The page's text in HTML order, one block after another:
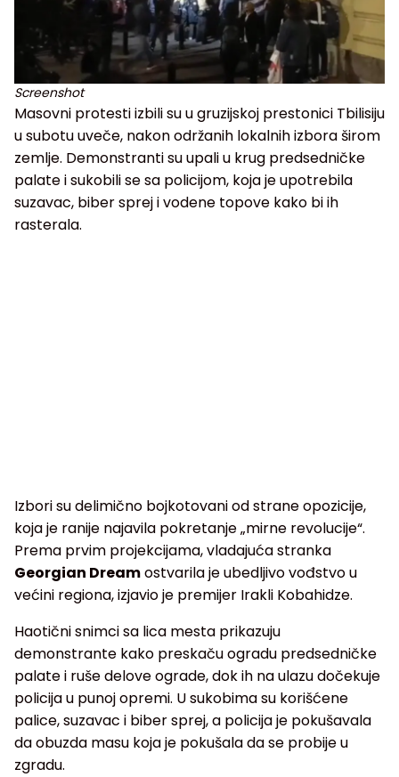
Screenshot
Masovni protesti izbili su u gruzijskoj prestonici Tbilisiju
u subotu uveče, nakon održanih lokalnih izbora širom
zemlje. Demonstranti su upali u krug predsedničke
palate i sukobili se sa policijom, koja je upotrebila
suzavac, biber sprej i vodene topove kako bi ih
rasterala.
Izbori su delimično bojkotovani od strane opozicije,
koja je ranije najavila pokretanje „mirne revolucije“.
Prema prvim projekcijama, vladajuća stranka
Georgian Dreamostvarila je ubedljivo vođstvo u
većini regiona, izjavio je premijer Irakli Kobahidze.
Haotični snimci sa lica mesta prikazuju
demonstrante kako preskaču ogradu predsedničke
palate i ruše delove ograde, dok ih na ulazu dočekuje
policija u punoj opremi. U sukobima su korišćene
palice, suzavac i biber sprej, a policija je pokušavala
da obuzda masu koja je pokušala da se probije u
zgradu.